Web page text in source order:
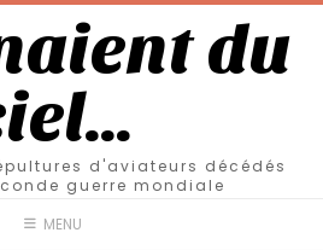
du
d'aviateurs décédés
guerre mondiale
MENU